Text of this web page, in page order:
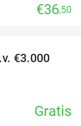
€36,50
€3.000
Gratis